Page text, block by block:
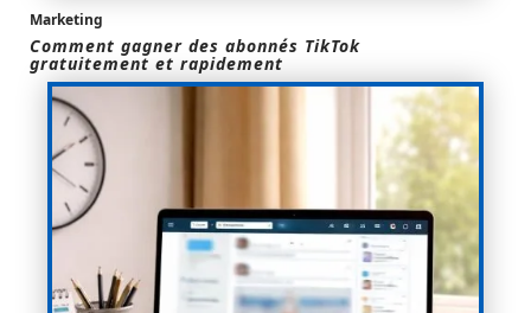
Marketing
Comment gagner des abonnés TikTok
gratuitement et rapidement